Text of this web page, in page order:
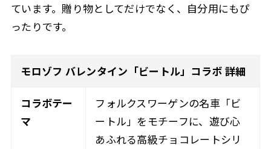
ています。贈り物としてだけでなく、自分用にもぴ
ったりです。
モロゾフ バレンタイン「ビートル」コラボ 詳細
コラボテー
マ
フォルクスワーゲンの名車「ビ
ートル」をモチーフに、遊び心
あふれる高級チョコレートシリ